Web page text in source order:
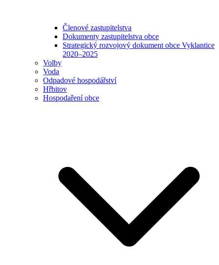
Členové zastupitelstva
Dokumenty zastupitelstva obce
Strategický rozvojový dokument obce Vyklantice
2020–2025
Volby
Voda
Odpadové hospodářství
Hřbitov
Hospodaření obce